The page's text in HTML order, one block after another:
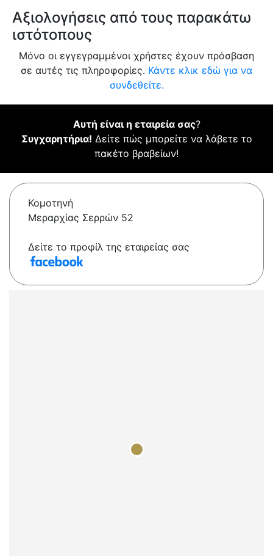
Αξιολογήσεις από τους παρακάτω
ιστότοπους
Μόνο οι εγγεγραμμένοι χρήστες έχουν πρόσβαση
σε αυτές τις πληροφορίες. Κάντε κλικ εδώ για να
συνδεθείτε.
Αυτή είναι η εταιρεία σας?
Συγχαρητήρια! Δείτε πώς μπορείτε να λάβετε το
πακέτο βραβείων!
Κομοτηνή
Μεραρχίας Σερρών 52
Δείτε το προφίλ της εταιρείας σας